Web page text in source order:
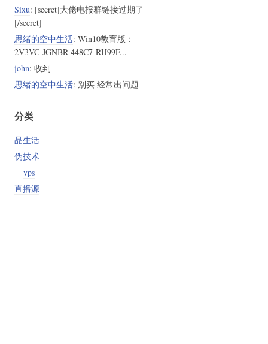
Sixu: [secret]大佬电报群链接过期了
[/secret]
思绪的空中生活: Win10教育版：
2V3VC-JGNBR-448C7-RH99F...
john: 收到
思绪的空中生活: 别买 经常出问题
分类
品生活
伪技术
vps
直播源